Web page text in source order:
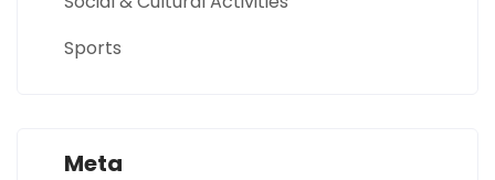
Sports
Meta